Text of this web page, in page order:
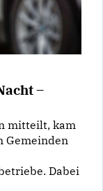
–
mitteilt, kam
Gemeinden
Dabei